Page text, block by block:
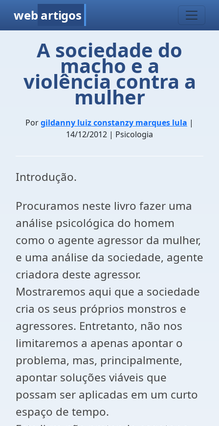
web artigos
A sociedade do
macho e a
violência contra a
mulher
Porgildanny luiz constanzy marques lula |
14/12/2012 | Psicologia
Introdução.
Procuramos neste livro fazer uma
análise psicológica do homem
como o agente agressor da mulher,
e uma análise da sociedade, agente
criadora deste agressor.
Mostraremos aqui que a sociedade
cria os seus próprios monstros e
agressores. Entretanto, não nos
limitaremos a apenas apontar o
problema, mas, principalmente,
apontar soluções viáveis que
possam ser aplicadas em um curto
espaço de tempo.